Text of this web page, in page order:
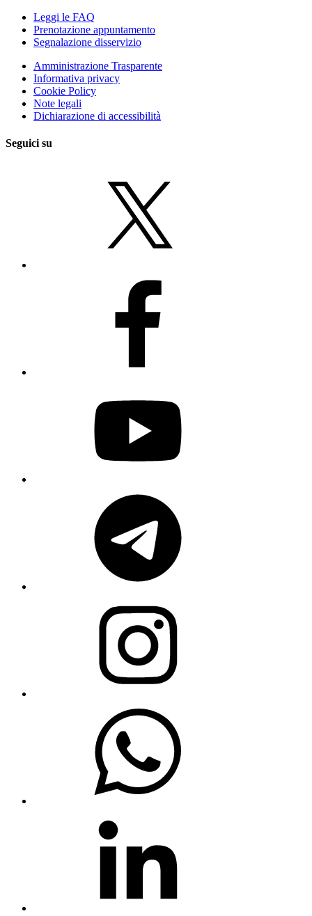
Leggi le FAQ
Prenotazione appuntamento
Segnalazione disservizio
Amministrazione Trasparente
Informativa privacy
Cookie Policy
Note legali
Dichiarazione di accessibilità
Seguici su